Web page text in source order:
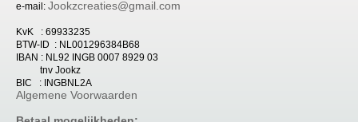
e-mail: Jookzcreaties@gmail.com
KvK : 69933235
BTW-ID : NL001296384B68
IBAN : NL92 INGB 0007 8929 03
tnv Jookz
BIC : INGBNL2A
Algemene Voorwaarden